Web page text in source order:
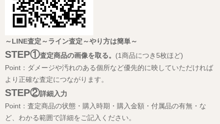
～LINE査定～ライン査定～やり方は簡単～
STEP①査定商品の画像を取る。 (1商品につき5枚ほど)
Point：ダメージや汚れのある個所など優先的に映していただければ
より正確な査定につながります。
STEP②詳細入力
Point：査定商品の状態・購入時期・購入金額・付属品の有無・な
ど、わかる範囲で詳細をご記入ください。